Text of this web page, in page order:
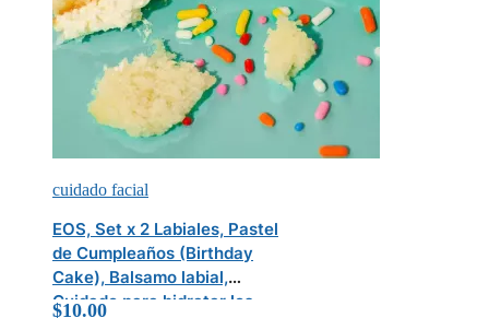
cuidado facial
EOS, Set x 2 Labiales, Pastel
de Cumpleaños (Birthday
Cake), Balsamo labial,
Cuidado para hidratar los
$10.00